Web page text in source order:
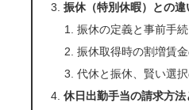
振休（特別休暇）との違
振休の定義と事前手
振休取得時の割増賃
代休と振休、賢い選
休日出勤手当の請求方